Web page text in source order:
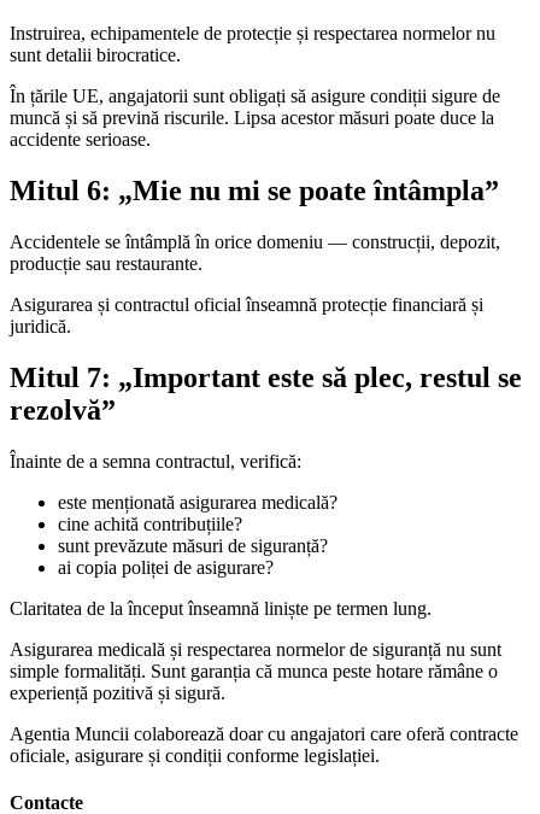
Instruirea, echipamentele de protecție și respectarea normelor nu
sunt detalii birocratice.
În țările UE, angajatorii sunt obligați să asigure condiții sigure de
muncă și să prevină riscurile. Lipsa acestor măsuri poate duce la
accidente serioase.
Mitul 6: „Mie nu mi se poate întâmpla”
Accidentele se întâmplă în orice domeniu — construcții, depozit,
producție sau restaurante.
Asigurarea și contractul oficial înseamnă protecție financiară și
juridică.
Mitul 7: „Important este să plec, restul se
rezolvă”
Înainte de a semna contractul, verifică:
este menționată asigurarea medicală?
cine achită contribuțiile?
sunt prevăzute măsuri de siguranță?
ai copia poliței de asigurare?
Claritatea de la început înseamnă liniște pe termen lung.
Asigurarea medicală și respectarea normelor de siguranță nu sunt
simple formalități. Sunt garanția că munca peste hotare rămâne o
experiență pozitivă și sigură.
Agentia Muncii colaborează doar cu angajatori care oferă contracte
oficiale, asigurare și condiții conforme legislației.
Contacte